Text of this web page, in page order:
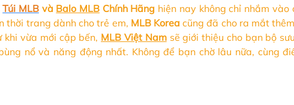
Túi MLB và Balo MLB Chính Hãng hiện nay không chỉ nhắm
thời trang dành cho trẻ em, MLB Korea cũng đã cho ra mắt
khi vừa mới cập bến, MLB Việt Namsẽ giới thiệu cho bạn bộ
nổ và năng động nhất. Không để bạn chờ lâu nữa, cùng